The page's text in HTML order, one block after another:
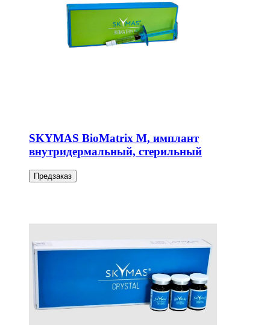
SKYMAS BioMatrix M, имплант
внутридермальный, стерильный
Предзаказ